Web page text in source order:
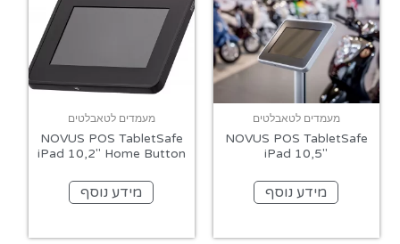
מעמדים לטאבלטים
NOVUS POS TabletSafe
iPad 10,5″
מידע נוסף
מעמדים לטאבלטים
NOVUS POS TabletSafe
iPad 10,2″ Home Button
מידע נוסף